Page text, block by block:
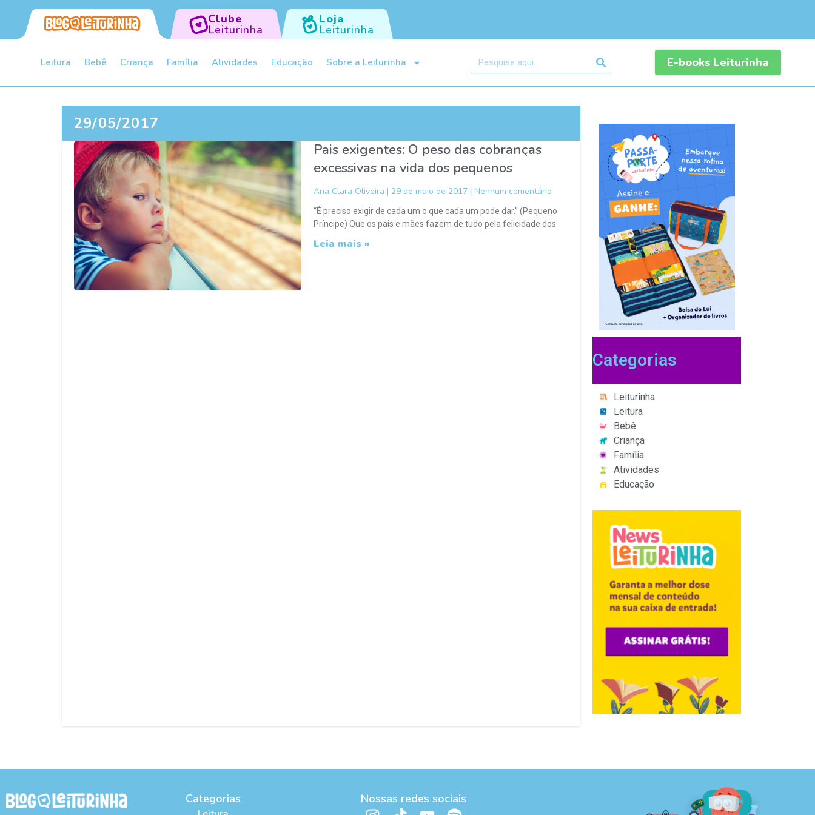
Clube
Leiturinha
Loja
Leiturinha
Leitura Bebê Criança Família Atividades Educação Sobre a Leiturinha E-books Leiturinha
29/05/2017
Pais exigentes: O peso das cobranças
excessivas na vida dos pequenos
Ana Clara Oliveira 29 de maio de 2017 Nenhum comentário
“É preciso exigir de cada um o que cada um pode dar.” (Pequeno
Príncipe) Que os pais e mães fazem de tudo pela felicidade dos
Leia mais »
Categorias
Leiturinha
Leitura
Bebê
Criança
Família
Atividades
Educação
Categorias Nossas redes sociais